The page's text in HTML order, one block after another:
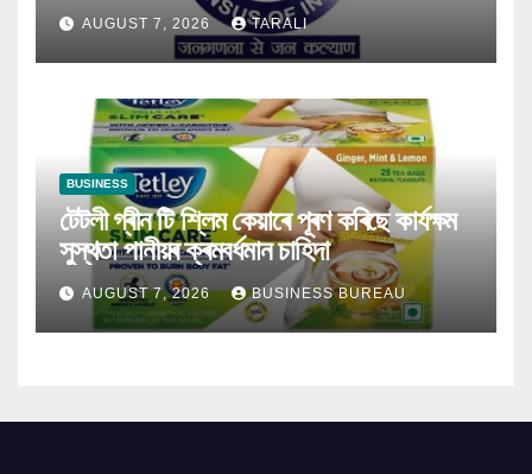
মুকলিAUGUST 7, 2026 TARALI
BUSINESS
টেটলী গ্ৰীন টি শ্লিম কেয়াৰে পূৰণ কৰিছে কাৰ্যক্ষম
সুস্থতা পানীয়ৰ ক্ৰমবৰ্ধমান চাহিদা
AUGUST 7, 2026 BUSINESS BUREAU